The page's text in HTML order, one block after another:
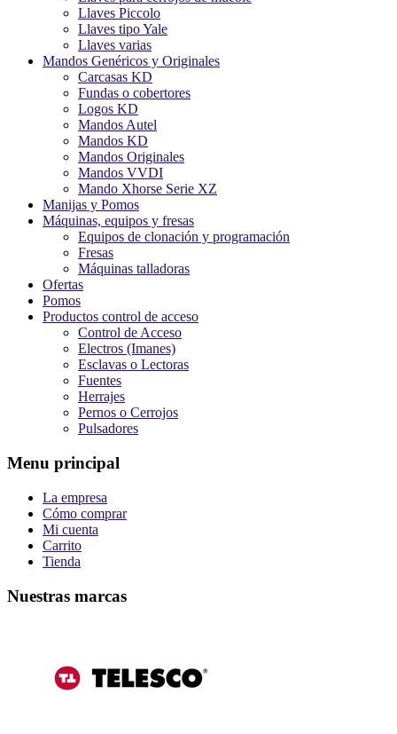
Llaves Piccolo
Llaves tipo Yale
Llaves varias
Mandos Genéricos y Originales
Carcasas KD
Fundas o cobertores
Logos KD
Mandos Autel
Mandos KD
Mandos Originales
Mandos VVDI
Mando Xhorse Serie XZ
Manijas y Pomos
Máquinas, equipos y fresas
Equipos de clonación y programación
Fresas
Máquinas talladoras
Ofertas
Pomos
Productos control de acceso
Control de Acceso
Electros (Imanes)
Esclavas o Lectoras
Fuentes
Herrajes
Pernos o Cerrojos
Pulsadores
Menu principal
La empresa
Cómo comprar
Mi cuenta
Carrito
Tienda
Nuestras marcas